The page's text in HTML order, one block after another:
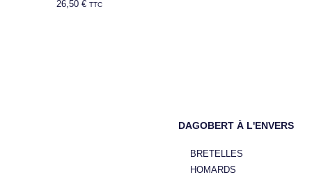
26,50€ TTC
DAGOBERT À L'ENVERS
BRETELLES
HOMARDS